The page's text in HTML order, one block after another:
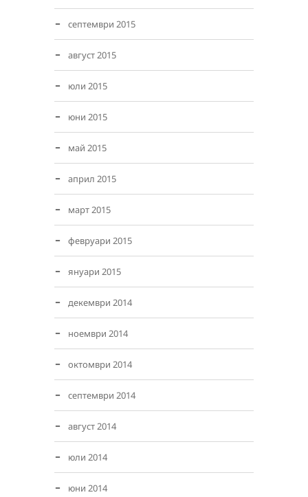
септември 2015
август 2015
юли 2015
юни 2015
май 2015
април 2015
март 2015
февруари 2015
януари 2015
декември 2014
ноември 2014
октомври 2014
септември 2014
август 2014
юли 2014
юни 2014